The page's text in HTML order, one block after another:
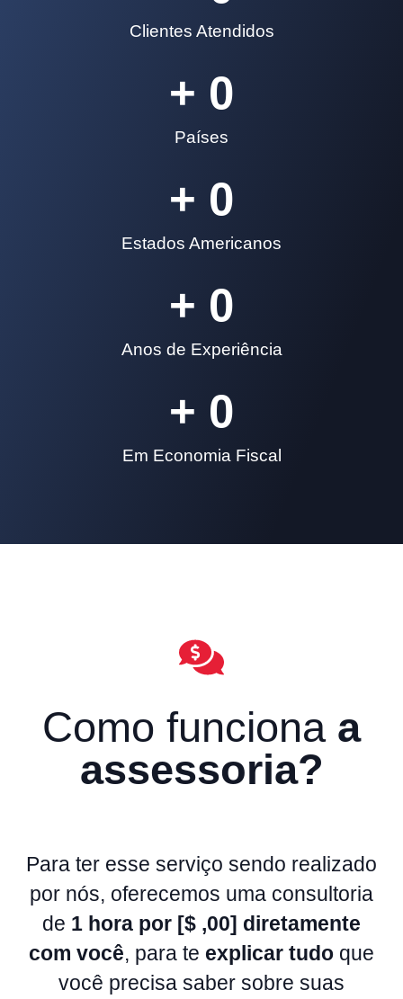
Clientes Atendidos
Países
+ 0
Estados Americanos
+ 0
Anos de Experiência
+ 0
Em Economia Fiscal
+ 0
Como funciona a
assessoria?
Para ter esse serviço sendo realizado
por nós, oferecemos uma consultoria
de 1 hora por [$ ,00] diretamente
com você, para te explicar tudo que
você precisa saber sobre suas